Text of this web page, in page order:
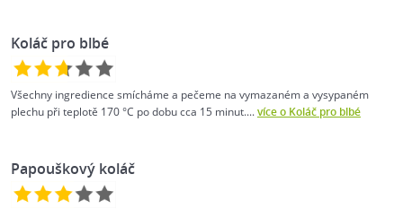
Koláč pro blbé
Všechny ingredience smícháme a pečeme na vymazaném a vysypaném
plechu při teplotě 170 °C po dobu cca 15 minut....více o Koláč pro blbé
Papouškový koláč